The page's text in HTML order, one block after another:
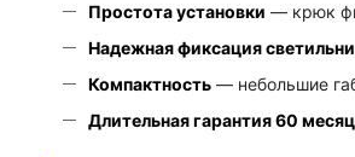
Простота установки — крюк
Надежная фиксация
Компактность — небольшие
Длительная гарантия 60